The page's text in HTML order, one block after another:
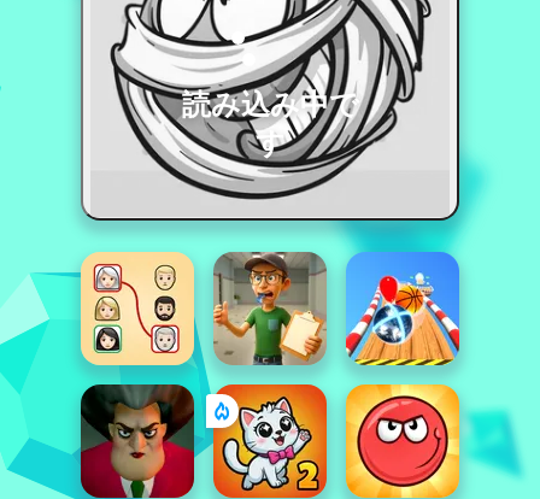
読み込み中で
す